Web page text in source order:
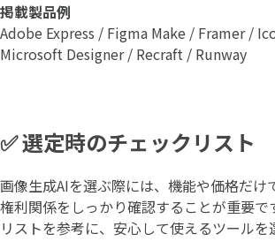
掲載製品例
Adobe Express / Figma Make / Framer /
Microsoft Designer / Recraft / Runway
✅ 選定時のチェックリスト
画像生成AIを選ぶ際には、機能や価格だけ
権利関係をしっかり確認することが重要で
リストを参考に、安心して使えるツールを